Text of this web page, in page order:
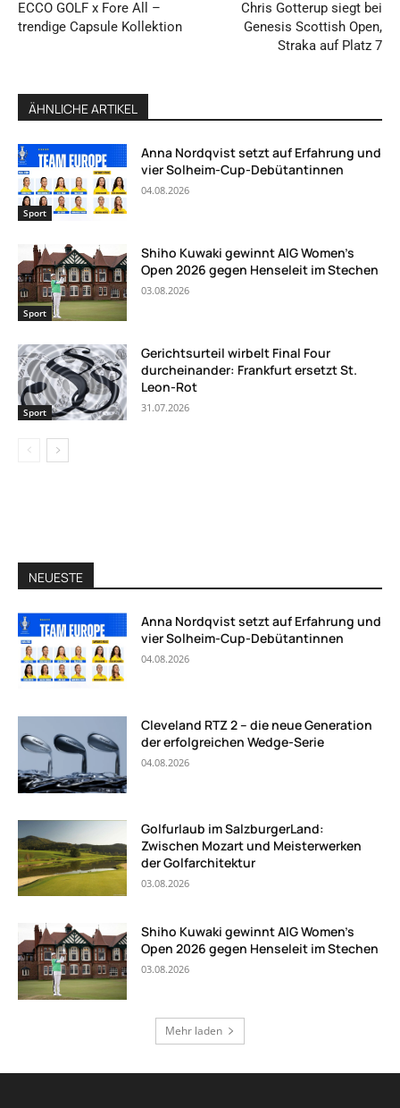
ECCO GOLF x Fore All –
trendige Capsule Kollektion
Chris Gotterup siegt bei
Genesis Scottish Open,
Straka auf Platz 7
ÄHNLICHE ARTIKEL
Sport
Anna Nordqvist setzt auf Erfahrung und
vier Solheim-Cup-Debütantinnen
04.08.2026
Sport
Shiho Kuwaki gewinnt AIG Women’s
Open 2026 gegen Henseleit im Stechen
03.08.2026
Sport
Gerichtsurteil wirbelt Final Four
durcheinander: Frankfurt ersetzt St.
Leon-Rot
31.07.2026
NEUESTE
Anna Nordqvist setzt auf Erfahrung und
vier Solheim-Cup-Debütantinnen
04.08.2026
Cleveland RTZ 2 – die neue Generation
der erfolgreichen Wedge-Serie
04.08.2026
Golfurlaub im SalzburgerLand:
Zwischen Mozart und Meisterwerken
der Golfarchitektur
03.08.2026
Shiho Kuwaki gewinnt AIG Women’s
Open 2026 gegen Henseleit im Stechen
03.08.2026
Mehr laden